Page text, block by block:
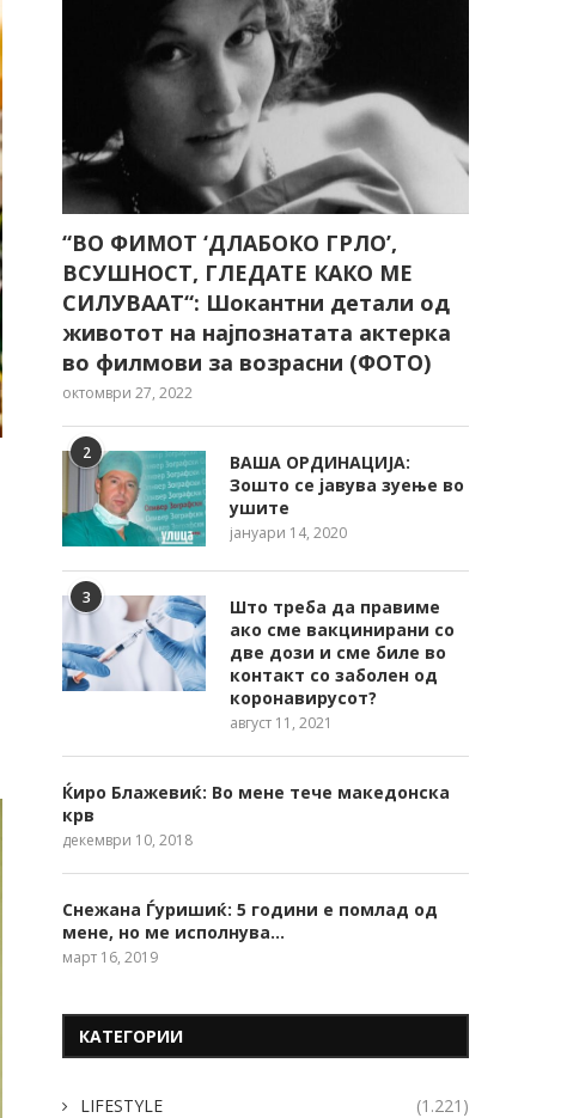
“ВО ФИМОТ ‘ДЛАБОКО ГРЛО’,
ВСУШНОСТ, ГЛЕДАТЕ КАКО МЕ
СИЛУВААТ“: Шокантни детали од
животот на најпознатата актерка
во филмови за возрасни (ФОТО)
октомври 27, 2022
2
ВАША ОРДИНАЦИЈА:
Зошто се јавува зуење во
ушите
јануари 14, 2020
3
Што треба да правиме
ако сме вакцинирани со
две дози и сме биле во
контакт со заболен од
коронавирусот?
август 11, 2021
Ќиро Блажевиќ: Во мене тече македонска
крв
декември 10, 2018
Снежана Ѓуришиќ: 5 години е помлад од
мене, но ме исполнува…
март 16, 2019
КАТЕГОРИИ
LIFESTYLE (1.221)